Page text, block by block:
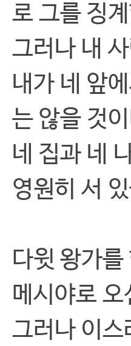
로 그를 징
그러나 내
내가 네 앞
는 않을 것
네 집과 네
영원히 서
다윗 왕가
메시야로
그러나 이